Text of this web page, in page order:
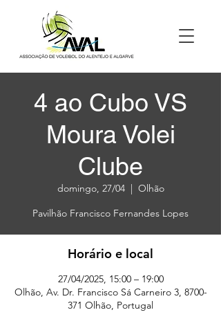
4 ao Cubo VS
Moura Volei
Clube
domingo, 27/04
  |
Olhão
Pavilhão Francisco Fernandes Lopes
Horário e local
27/04/2025, 15:00 – 19:00
Olhão, Av. Dr. Francisco Sá Carneiro 3, 8700-
371 Olhão, Portugal